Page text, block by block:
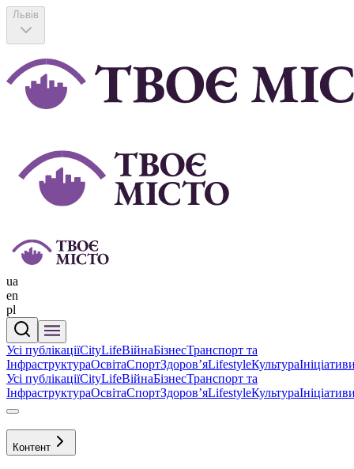
Львів
ua
en
pl
Усі публікаціїCityLifeВійнаБізнесТранспорт та
ІнфраструктураОсвітаСпортЗдоровʼяLifestyleКультура
Усі публікаціїCityLifeВійнаБізнесТранспорт та
ІнфраструктураОсвітаСпортЗдоровʼяLifestyleКультура
Контент